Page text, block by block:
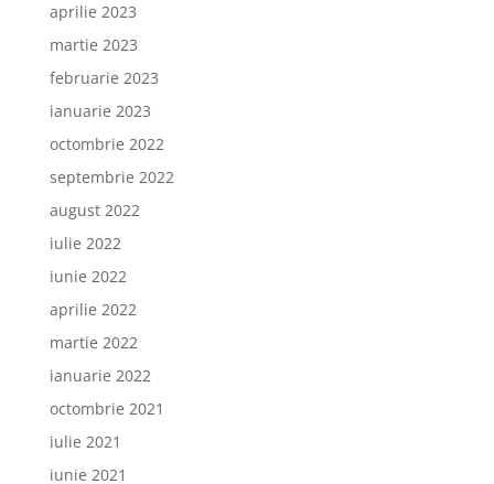
aprilie 2023
martie 2023
februarie 2023
ianuarie 2023
octombrie 2022
septembrie 2022
august 2022
iulie 2022
iunie 2022
aprilie 2022
martie 2022
ianuarie 2022
octombrie 2021
iulie 2021
iunie 2021